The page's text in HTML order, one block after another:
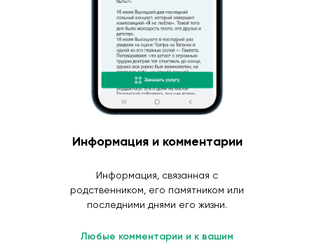
Информация и комментарии
Информация, связанная с
родственником, его памятником или
последними днями его жизни.
Любые комментарии и к вашим